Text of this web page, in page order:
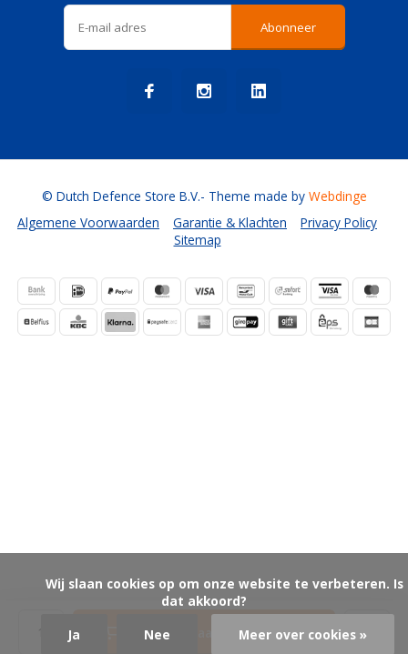
Toevoegen aan winkelwagen
Abonneer
Algemene Voorwaarden Garantie & Klachten
Privacy Policy
Sitemap
© Dutch Defence Store B.V.- Theme made by Webdinge
dat akkoord?
Ja
Nee Meer over cookies »